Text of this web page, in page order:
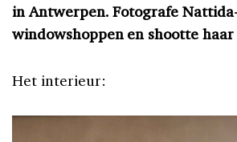
in Antwerpen. Fotografe
windowshoppen en shootte
Het interieur: